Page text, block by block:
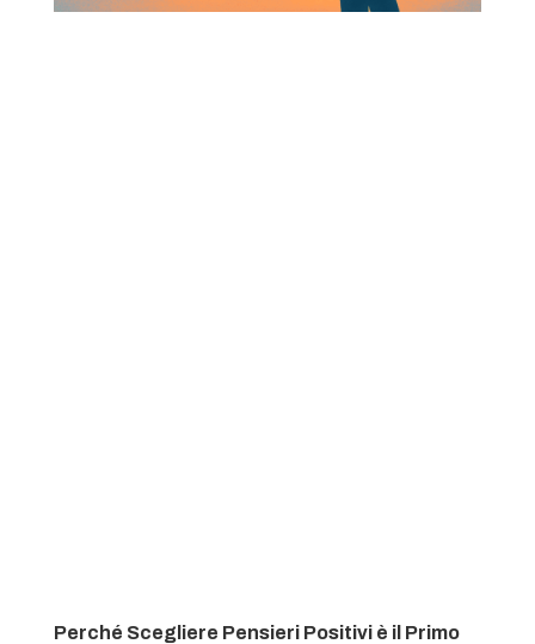
Perché Scegliere Pensieri Positivi è il Primo